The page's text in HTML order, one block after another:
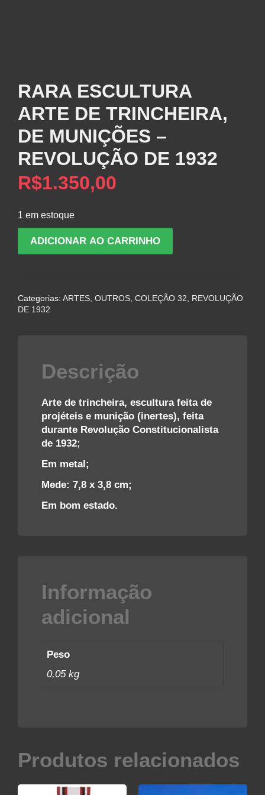
RARA ESCULTURA
ARTE DE TRINCHEIRA,
DE MUNIÇÕES –
REVOLUÇÃO DE 1932
R$1.350,00
1 em estoque
ESCULTURA
DE
MUNIÇÕES
ADICIONAR AO CARRINHO
Categorias: ARTES, OUTROS, COLEÇÃO 32, REVOLUÇÃO
DE 1932
Descrição
Arte de trincheira, escultura feita de
projéteis e munição (inertes), feita
durante Revolução Constitucionalista
de 1932;
Em metal;
Mede: 7,8 x 3,8 cm;
Em bom estado.
Informação
adicional
Peso
0,05 kg
Produtos relacionados